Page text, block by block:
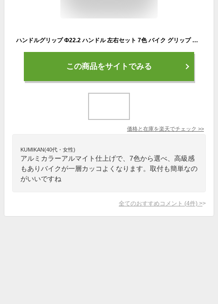
ハンドルグリップ Φ22.2 ハンドル 左右セット 7色 バイク グリップ カスタム アルミ カラーアルマイト トルネード グリップロール 汎用
この商品をサイトでみる
価格と在庫を楽天でチェック >>
KUMIKAN(40代・女性)
アルミカラーアルマイト仕上げで、7色から選べ、高級感
もありバイクが一層カッコよくなります。取付も簡単なの
がいいですね
全てのおすすめコメント (4件) >